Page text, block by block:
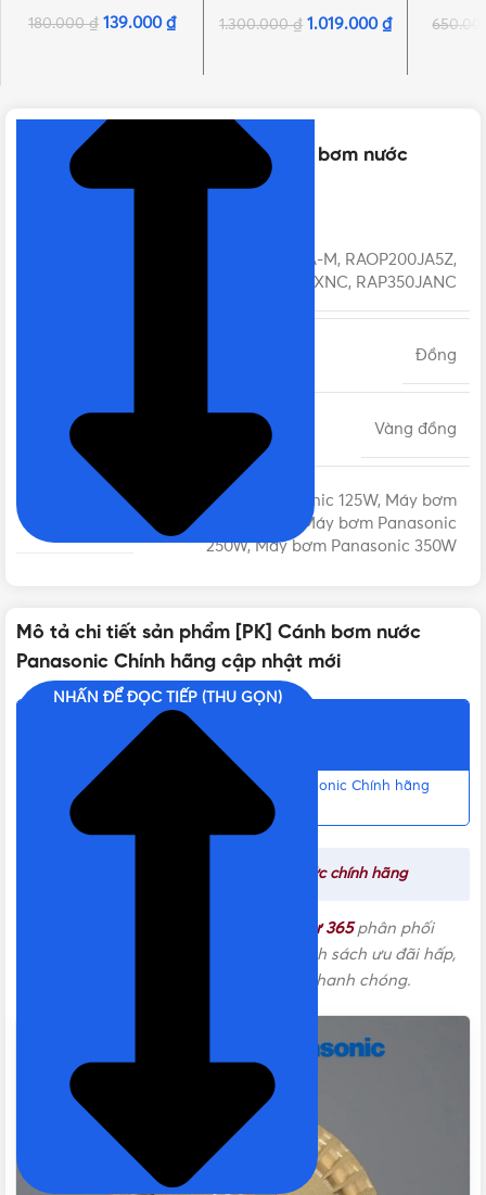
180.000₫ 139.000₫ 1.300.000₫ 1.019.000₫
Thông số kỹ thuật của [PK] Cánh bơm nước
Panasonic Chính hãng
RAOP125J5A-M, RAOP200JA5Z,
RAP250JXNC, RAP350JANC
Đồng
MÀU SẮC Vàng đồng
Máy bơm Panasonic 125W, Máy bơm
Panasonic 200W, Máy bơm Panasonic
250W, Máy bơm Panasonic 350W
XUẤT XỨ
BẢO HÀNH
THƯƠNG HIỆU
DÒNG PHỤ KIỆN MÁY BƠM
Mô tả chi tiết sản phẩm [PK] Cánh bơm nước
Panasonic Chính hãng cập nhật mới
Nội dung chính
Liên hệ mua [PK] Cánh bơm nước Panasonic Chính hãng
Chính hãng, Giá tốt, Uy tín
Giá phụ kiện máy bơm nước chính hãng
Vật Tư 365phân phối
chính hãng tại thị trường với nhiều chính sách ưu đãi hấp,
liên hệ ngay để được tư vấn đặt hàng nhanh chóng.
NHẤN ĐỂ ĐỌC TIẾP (THU GỌN)